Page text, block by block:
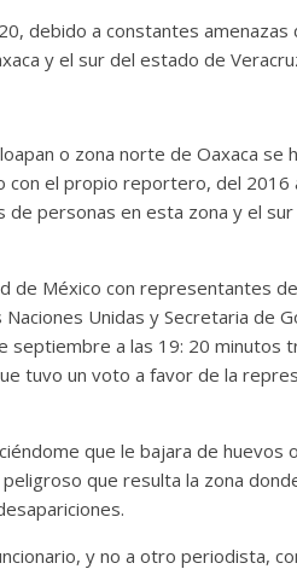
debido a constantes amenazas
y el sur del estado de
o zona norte de Oaxaca se
con el propio reportero, del 2016
personas en esta zona y el
de México con representantes
Unidas y Secretaria de
septiembre a las 19: 20 minutos
tuvo un voto a favor de la
que le bajara de huevos
que resulta la zona
y no a otro periodista,